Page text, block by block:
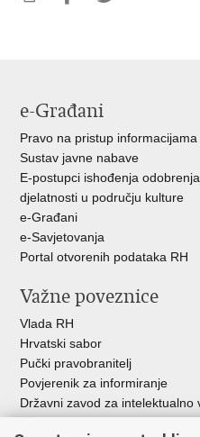
e-Građani
Pravo na pristup informacijama
Sustav javne nabave
E-postupci ishođenja
djelatnosti u području kulture
e-Građani
e-Savjetovanja
Portal otvorenih podataka RH
Važne poveznice
Vlada RH
Hrvatski sabor
Pučki pravobranitelj
Povjerenik za informiranje
Državni zavod za intelektualno